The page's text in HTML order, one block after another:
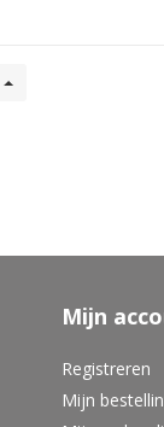
Mijn
Registreren
Mijn